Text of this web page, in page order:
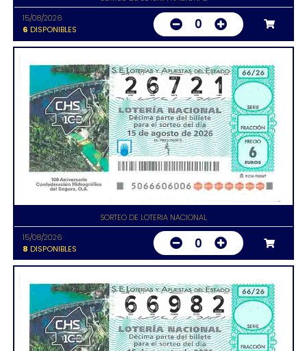
15/08/2026
6 DISPONIBLES 0
SORTEO DE LOTERIA NACIONAL
15/08/2026
8 DISPONIBLES 0